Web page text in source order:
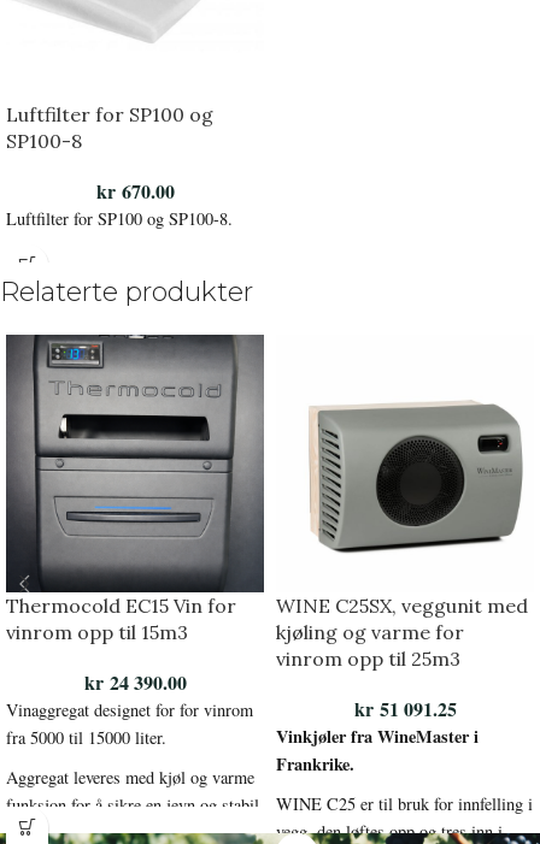
Luftfilter for SP100 og
SP100-8
kr670.00
Luftfilter for SP100 og SP100-8.
Relaterte produkter
Thermocold EC15 Vin for
vinrom opp til 15m3
kr24 390.00
Vinaggregat designet for for vinrom
fra 5000 til 15000 liter.
Aggregat leveres med kjøl og varme
funksjon for å sikre en jevn og stabil
temperatur i vinrommet.
WINE C25SX, veggunit med
kjøling og varme for
vinrom opp til 25m3
kr51 091.25
Vinkjøler fra WineMaster i
Frankrike.
WINE C25 er til bruk for innfelling i
vegg, den løftes opp og tres inn i